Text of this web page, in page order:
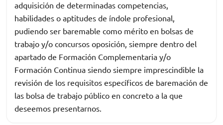
adquisición de determinadas competencias,
habilidades o aptitudes de índole profesional,
pudiendo ser baremable como mérito en bolsas de
trabajo y/o concursos oposición, siempre dentro del
apartado de Formación Complementaria y/o
Formación Continua siendo siempre imprescindible la
revisión de los requisitos específicos de baremación de
las bolsa de trabajo público en concreto a la que
deseemos presentarnos.